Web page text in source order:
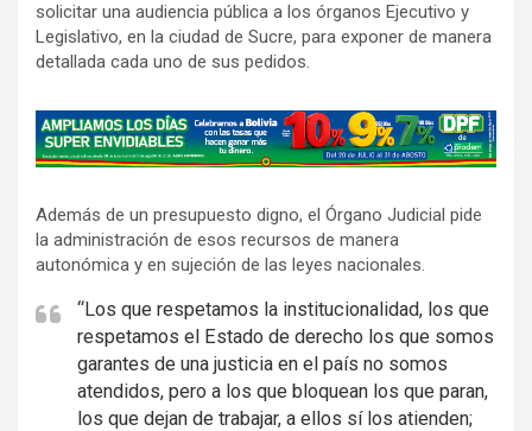
solicitar una audiencia pública a los órganos Ejecutivo y
Legislativo, en la ciudad de Sucre, para exponer de manera
detallada cada uno de sus pedidos.
A
d
e
r
t
i
Además de un presupuesto digno, el Órgano Judicial pide
la administración de esos recursos de manera
autonómica y en sujeción de las leyes nacionales.
“Los que respetamos la institucionalidad, los que
respetamos el Estado de derecho los que somos
garantes de una justicia en el país no somos
atendidos, pero a los que bloquean los que paran,
los que dejan de trabajar, a ellos sí los atienden;